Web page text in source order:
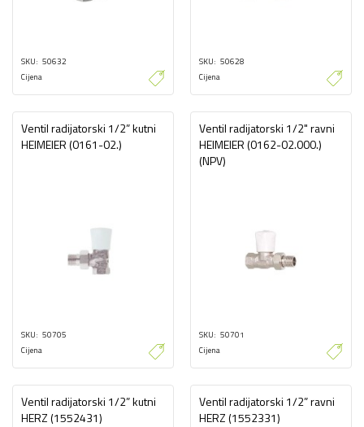
SKU 50632
Cijena
SKU 50628
Cijena
Ventil radijatorski 1/2” kutni
HEIMEIER (0161-02.)
SKU 50705
Cijena
Ventil radijatorski 1/2" ravni
HEIMEIER (0162-02.000.)
(NPV)
SKU 50701
Cijena
Ventil radijatorski 1/2” kutni
HERZ (1552431)
Ventil radijatorski 1/2” ravni
HERZ (1552331)